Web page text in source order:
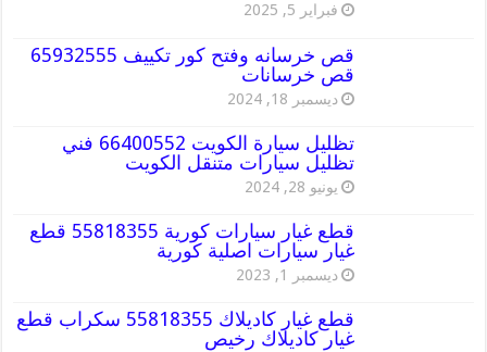
فبراير 5, 2025
قص خرسانه وفتح كور تكييف 65932555
قص خرسانات
ديسمبر 18, 2024
تظليل سيارة الكويت 66400552 فني
تظليل سيارات متنقل الكويت
يونيو 28, 2024
قطع غيار سيارات كورية 55818355 قطع
غيار سيارات اصلية كورية
ديسمبر 1, 2023
قطع غيار كاديلاك 55818355 سكراب قطع
غيار كاديلاك رخيص